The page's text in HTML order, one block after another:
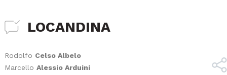
LOCANDINA
Rodolfo Celso Albelo
Marcello Alessio Arduini